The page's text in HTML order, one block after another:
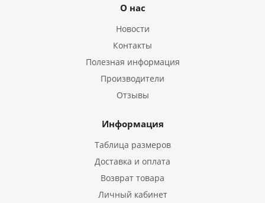
О нас
Новости
Контакты
Полезная информация
Производители
Отзывы
Информация
Таблица размеров
Доставка и оплата
Возврат товара
Личный кабинет